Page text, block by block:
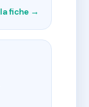
fiche →